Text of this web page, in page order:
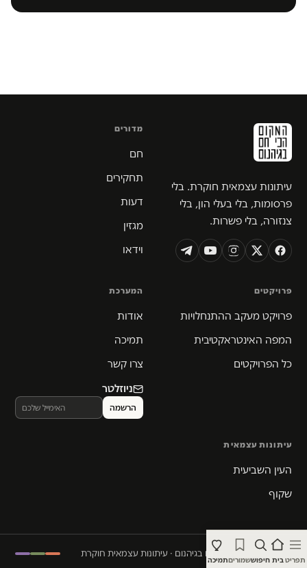
תפריטבית חיפוששמוריםתמיכה
עיתונות עצמאית חוקרת. בלי
פרסומות, בלי בעלי הון, בלי
צנזורה, בלי פשרות.
מדורים
חם
תחקירים
דעות
מגזין
וידאו
פרויקטים
פרויקט מעקב ההתנחלויות
המפה האינטראקטיבית
כל הפרויקטים
המערכת
אודות
תמיכה
צרו קשר
ניוזלטר
עיתונות עצמאית
העין השביעית
שקוף
© 2026 המקום הכי חם בגיהנום · עיתונות עצמאית חוקרת